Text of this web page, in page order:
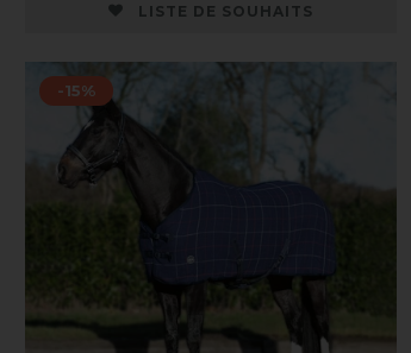
LISTE DE SOUHAITS
-15%